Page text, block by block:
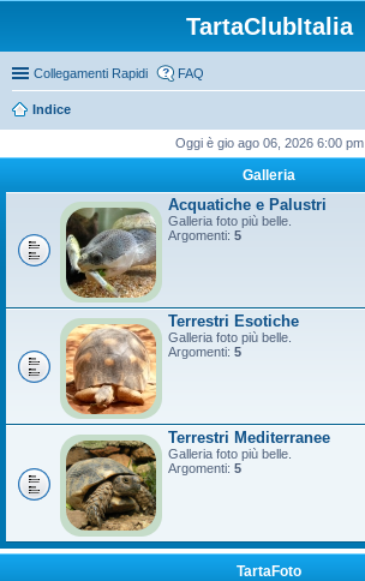
TartaClubItalia
Collegamenti Rapidi FAQ
Indice
Oggi è gio ago 06, 2026 6:00 pm
Galleria
Acquatiche e Palustri
Galleria foto più belle.
Argomenti: 5
Terrestri Esotiche
Galleria foto più belle.
Argomenti: 5
Terrestri Mediterranee
Galleria foto più belle.
Argomenti: 5
TartaFoto